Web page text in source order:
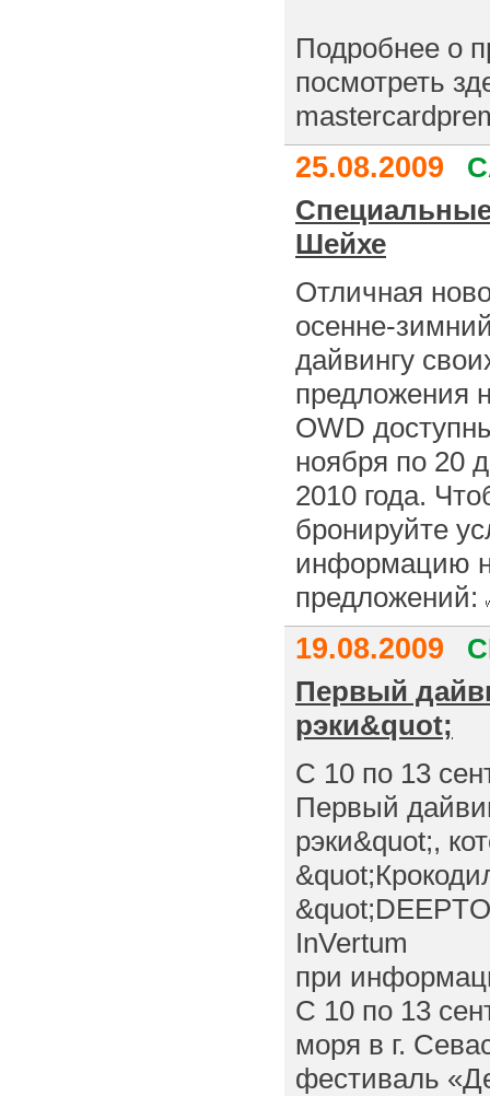
Подробнее о
посмотреть
25.08.2009
Шейхе
Отличная
осенне-
дайвингу
предложения
OWD
ноября по 20
2010 года.
бронируйте
информацию
предложений:
19.08.2009
Первый
рэки&quot;
С 10 по 13
Первый
рэки&quot;,
InVertum
при
C 10 по 13
моря в г.
фестиваль